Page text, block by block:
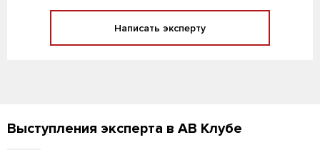
Написать эксперту
Выступления эксперта в АВ Клубе